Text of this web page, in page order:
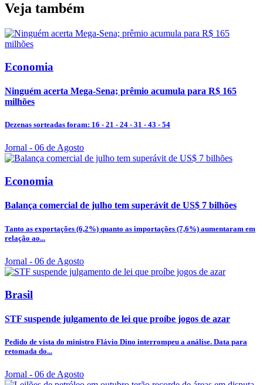
Veja também
Economia
Ninguém acerta Mega-Sena; prêmio acumula para R$ 165
milhões
Dezenas sorteadas foram: 16 - 21 - 24 - 31 - 43 - 54
Jornal - 06 de Agosto
Economia
Balança comercial de julho tem superávit de US$ 7 bilhões
Tanto as exportações (6,2%) quanto as importações (7,6%) aumentaram em
relação ao...
Jornal - 06 de Agosto
Brasil
STF suspende julgamento de lei que proíbe jogos de azar
Pedido de vista do ministro Flávio Dino interrompeu a análise. Data para
retomada do...
Jornal - 06 de Agosto